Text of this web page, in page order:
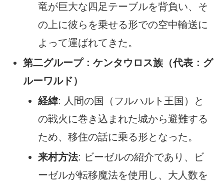
竜が巨大な四足テーブルを背負い、そ
の上に彼らを乗せる形での空中輸送に
よって運ばれてきた。
第二グループ：ケンタウロス族（代表：グ
ルーワルド）
経緯: 人間の国（フルハルト王国）と
の戦火に巻き込まれた城から避難する
ため、移住の話に乗る形となった。
来村方法: ビーゼルの紹介であり、ビ
ーゼルが転移魔法を使用し、大人数を